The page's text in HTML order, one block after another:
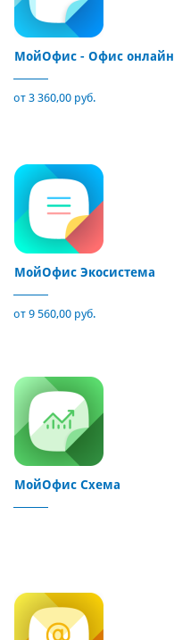
МойОфис - Офис онлайн
от 3 360,00 руб.
МойОфис Экосистема
от 9 560,00 руб.
МойОфис Схема